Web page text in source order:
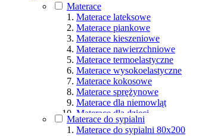
Materace
Materace lateksowe
Materace piankowe
Materace kieszeniowe
Materace nawierzchniowe
Materace termoelastyczne
Materace wysokoelastyczne
Materace kokosowe
Materace sprężynowe
Materace dla niemowląt
Materace dla dzieci
Materace hybrydowe
Materace do sypialni
Materace do sypialni 80x200